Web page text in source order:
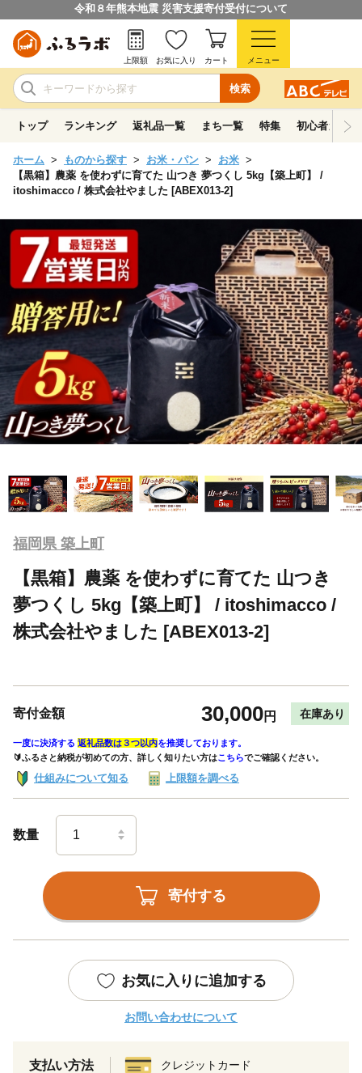
令和８年熊本地震 災害支援寄付受付について
検索
上限額 お気に入り カート メニュー
トップ ランキング 返礼品一覧 まち一覧 特集 初心者ガイド
ホーム ものから探す お米・パン
お米
【黒箱】農薬 を使わずに育てた 山つき 夢つくし 5kg【築上町】 /
itoshimacco / 株式会社やました [ABEX013-2]
福岡県 築上町
【黒箱】農薬 を使わずに育てた 山つき
夢つくし 5kg【築上町】 / itoshimacco /
株式会社やました [ABEX013-2]
寄付金額 30,000円 在庫あり
一度に決済する 返礼品数は３つ以内を推奨しております。
🔰ふるさと納税が初めての方、詳しく知りたい方はこちらでご確認ください。
仕組みについて知る 上限額を調べる
数量
寄付する
お気に入りに追加する
お問い合わせについて
支払い方法 クレジットカード